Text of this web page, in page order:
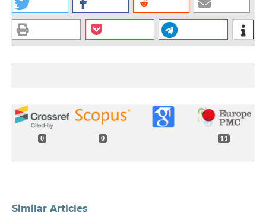
0 0 14
Similar Articles